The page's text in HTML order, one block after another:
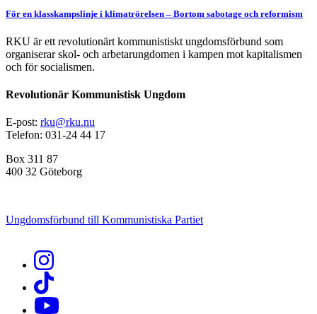
För en klasskampslinje i klimatrörelsen – Bortom sabotage och reformism
RKU är ett revolutionärt kommunistiskt ungdomsförbund som
organiserar skol- och arbetarungdomen i kampen mot kapitalismen
och för socialismen.
Revolutionär Kommunistisk Ungdom
E-post: rku@rku.nu
Telefon: 031-24 44 17
Box 311 87
400 32 Göteborg
Ungdomsförbund till Kommunistiska Partiet